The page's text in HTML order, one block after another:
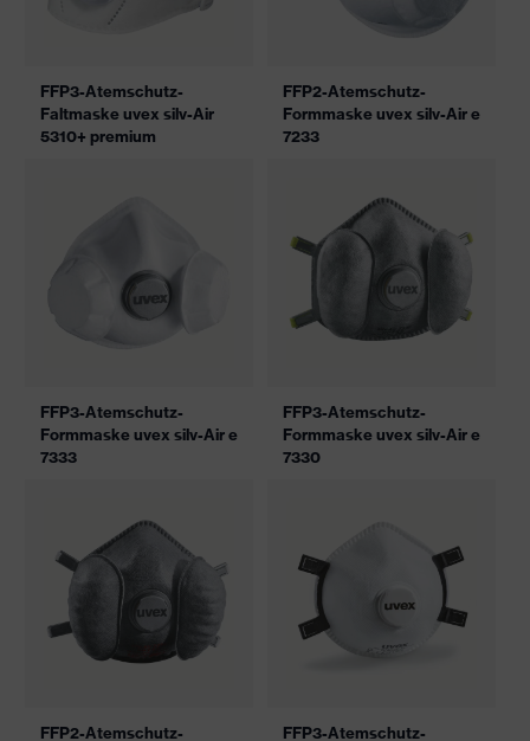
FFP3-Atemschutz-
Faltmaske uvex silv-Air
5310+ premium
FFP2-Atemschutz-
Formmaske uvex silv-Air e
7233
FFP3-Atemschutz-
Formmaske uvex silv-Air e
7333
FFP3-Atemschutz-
Formmaske uvex silv-Air e
7330
FFP2-Atemschutz- FFP3-Atemschutz-